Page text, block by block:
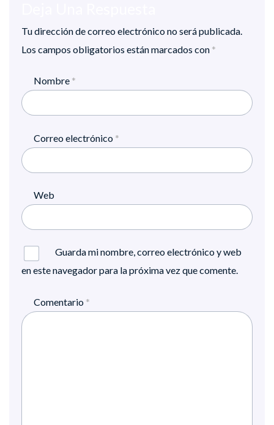
Tu dirección de correo electrónico no será publicada.
Los campos obligatorios están marcados con *
Nombre *
Correo electrónico *
Web
Guarda mi nombre, correo electrónico y web
en este navegador para la próxima vez que comente.
Comentario *